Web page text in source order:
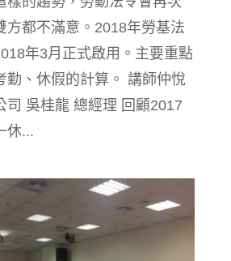
方都不滿意。2018年勞基法
年3月正式啟用。主要重點
勤、休假的計算。 講師仲悅
司 吳桂龍 總經理 回顧2017
休...